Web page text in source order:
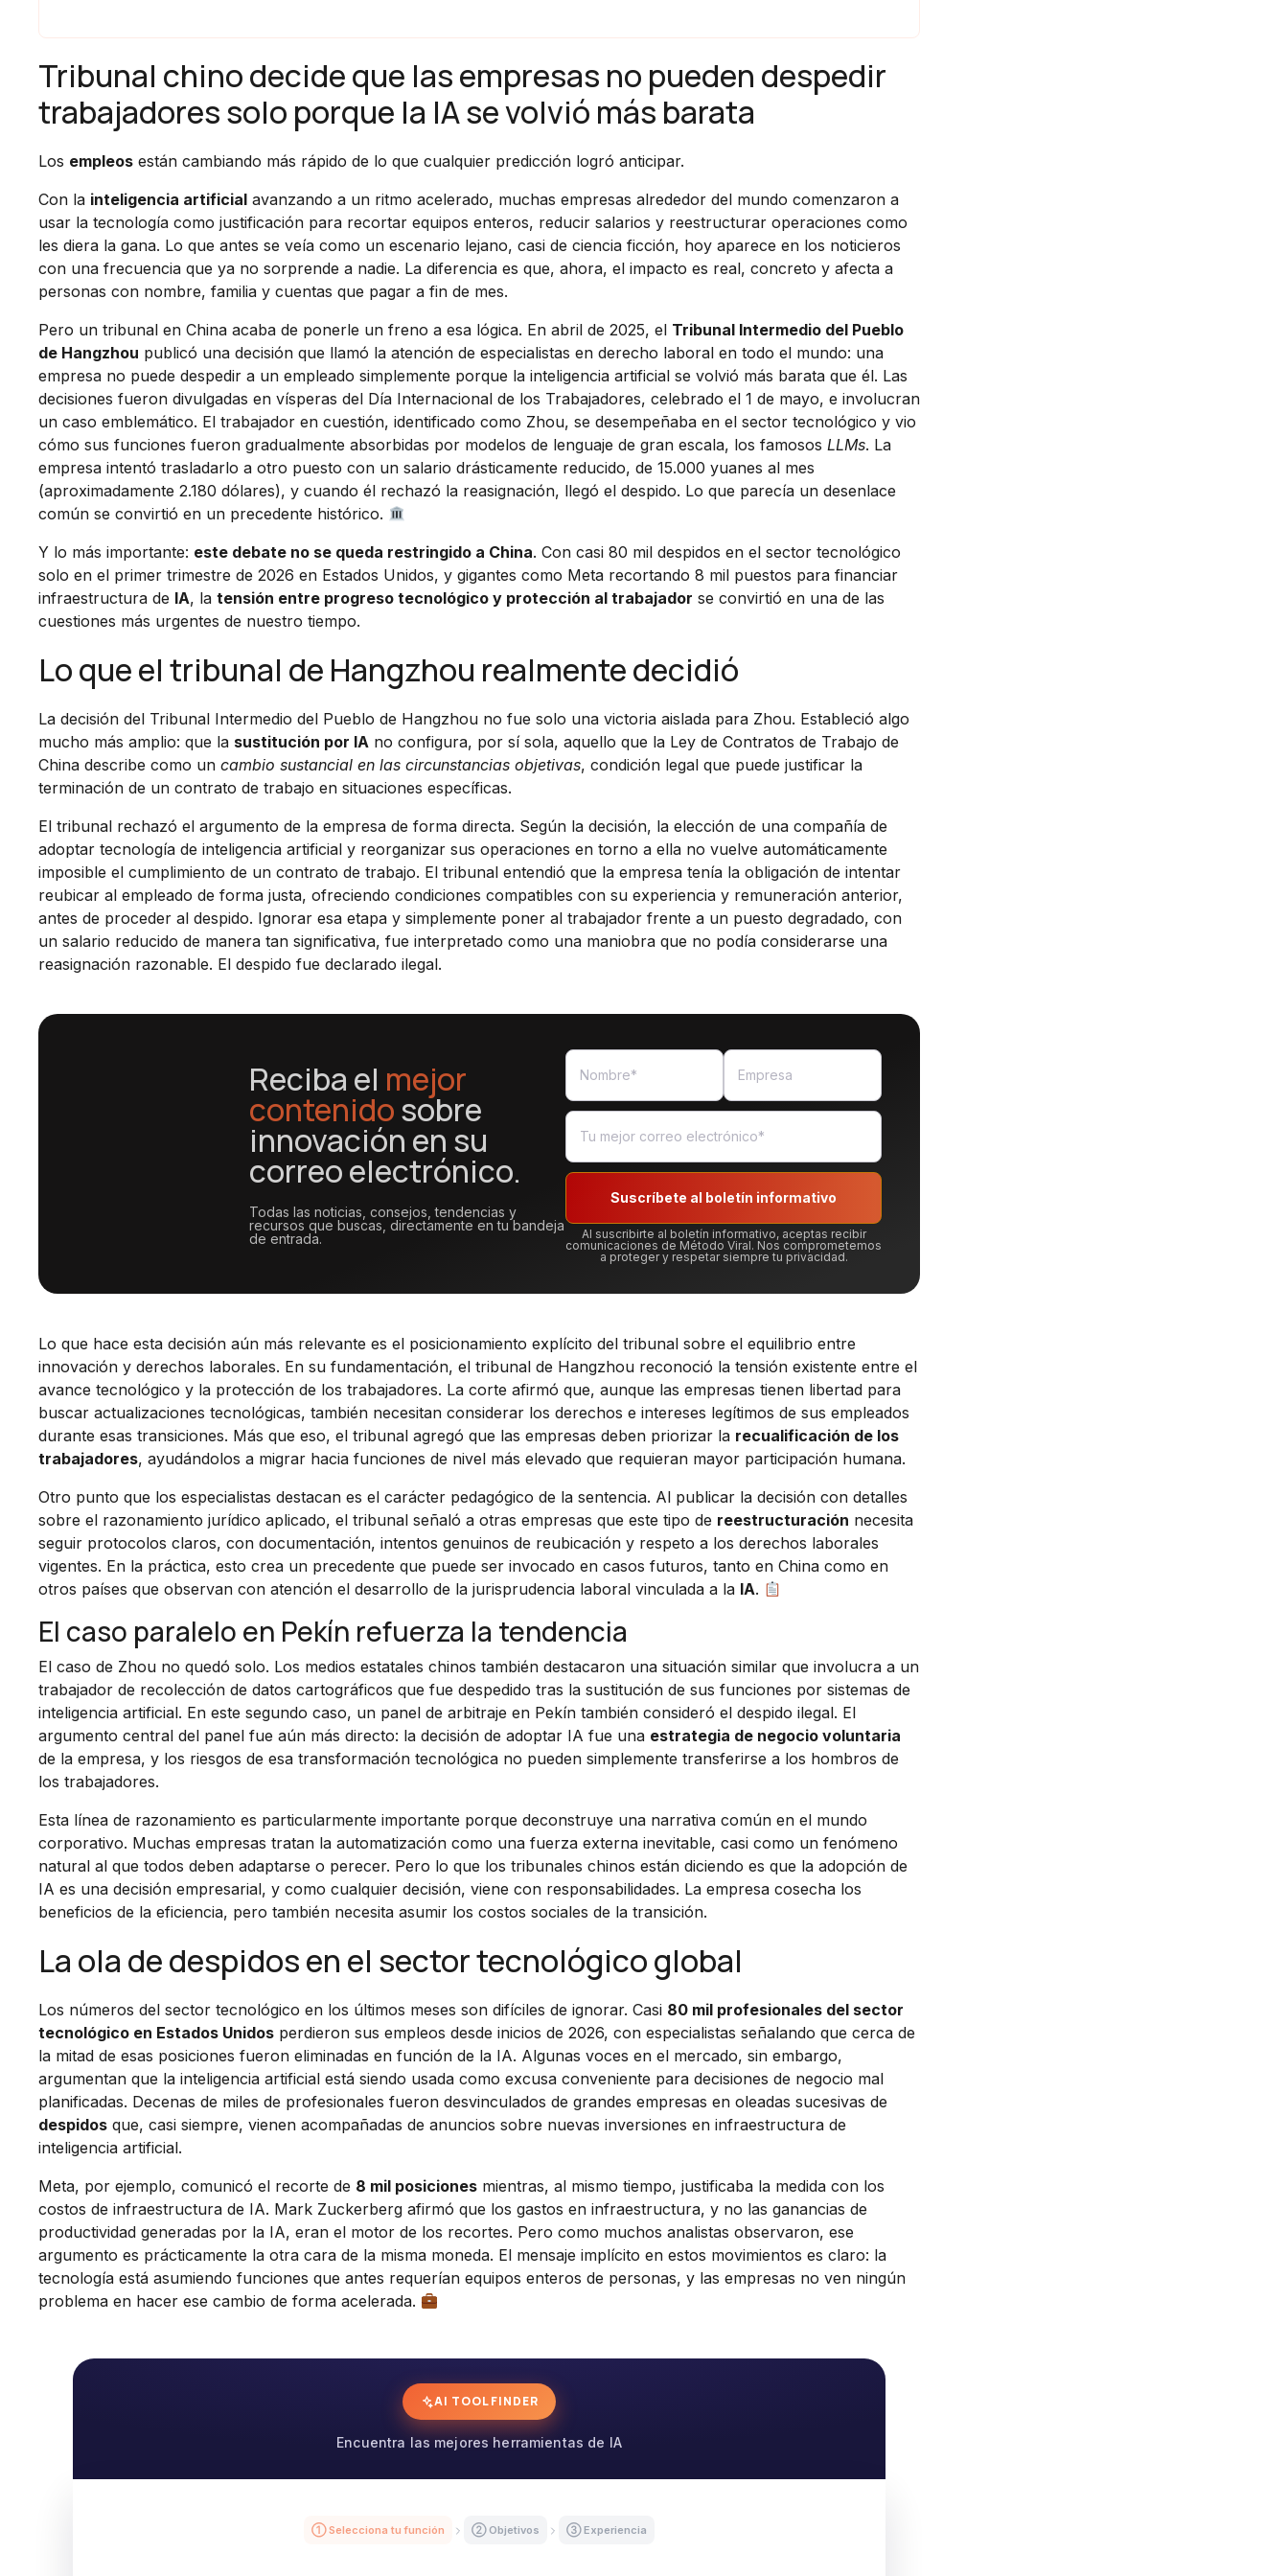
Tribunal chino decide que las empresas no pueden despedir
trabajadores solo porque la IA se volvió más barata
Los empleos están cambiando más rápido de lo que cualquier predicción logró anticipar.
Con la inteligencia artificial avanzando a un ritmo acelerado, muchas empresas alrededor del mundo comenzaron a
usar la tecnología como justificación para recortar equipos enteros, reducir salarios y reestructurar operaciones como
les diera la gana. Lo que antes se veía como un escenario lejano, casi de ciencia ficción, hoy aparece en los noticieros
con una frecuencia que ya no sorprende a nadie. La diferencia es que, ahora, el impacto es real, concreto y afecta a
personas con nombre, familia y cuentas que pagar a fin de mes.
Pero un tribunal en China acaba de ponerle un freno a esa lógica. En abril de 2025, el Tribunal Intermedio del Pueblo
de Hangzhou publicó una decisión que llamó la atención de especialistas en derecho laboral en todo el mundo: una
empresa no puede despedir a un empleado simplemente porque la inteligencia artificial se volvió más barata que él. Las
decisiones fueron divulgadas en vísperas del Día Internacional de los Trabajadores, celebrado el 1 de mayo, e involucran
un caso emblemático. El trabajador en cuestión, identificado como Zhou, se desempeñaba en el sector tecnológico y vio
cómo sus funciones fueron gradualmente absorbidas por modelos de lenguaje de gran escala, los famosos LLMs. La
empresa intentó trasladarlo a otro puesto con un salario drásticamente reducido, de 15.000 yuanes al mes
(aproximadamente 2.180 dólares), y cuando él rechazó la reasignación, llegó el despido. Lo que parecía un desenlace
común se convirtió en un precedente histórico.
Y lo más importante: este debate no se queda restringido a China. Con casi 80 mil despidos en el sector tecnológico
solo en el primer trimestre de 2026 en Estados Unidos, y gigantes como Meta recortando 8 mil puestos para financiar
infraestructura de IA, la tensión entre progreso tecnológico y protección al trabajador se convirtió en una de las
cuestiones más urgentes de nuestro tiempo.
Lo que el tribunal de Hangzhou realmente decidió
La decisión del Tribunal Intermedio del Pueblo de Hangzhou no fue solo una victoria aislada para Zhou. Estableció algo
mucho más amplio: que la sustitución por IA no configura, por sí sola, aquello que la Ley de Contratos de Trabajo de
China describe como un cambio sustancial en las circunstancias objetivas, condición legal que puede justificar la
terminación de un contrato de trabajo en situaciones específicas.
El tribunal rechazó el argumento de la empresa de forma directa. Según la decisión, la elección de una compañía de
adoptar tecnología de inteligencia artificial y reorganizar sus operaciones en torno a ella no vuelve automáticamente
imposible el cumplimiento de un contrato de trabajo. El tribunal entendió que la empresa tenía la obligación de intentar
reubicar al empleado de forma justa, ofreciendo condiciones compatibles con su experiencia y remuneración anterior,
antes de proceder al despido. Ignorar esa etapa y simplemente poner al trabajador frente a un puesto degradado, con
un salario reducido de manera tan significativa, fue interpretado como una maniobra que no podía considerarse una
reasignación razonable. El despido fue declarado ilegal.
Reciba el mejor
contenidosobre
innovación en su
correo electrónico.
Todas las noticias, consejos, tendencias y
recursos que buscas, directamente en tu bandeja
de entrada.
Suscríbete al boletín informativo
Al suscribirte al boletín informativo, aceptas recibir
comunicaciones de Método Viral. Nos comprometemos
a proteger y respetar siempre tu privacidad.
Lo que hace esta decisión aún más relevante es el posicionamiento explícito del tribunal sobre el equilibrio entre
innovación y derechos laborales. En su fundamentación, el tribunal de Hangzhou reconoció la tensión existente entre el
avance tecnológico y la protección de los trabajadores. La corte afirmó que, aunque las empresas tienen libertad para
buscar actualizaciones tecnológicas, también necesitan considerar los derechos e intereses legítimos de sus empleados
durante esas transiciones. Más que eso, el tribunal agregó que las empresas deben priorizar la recualificación de los
trabajadores, ayudándolos a migrar hacia funciones de nivel más elevado que requieran mayor participación humana.
Otro punto que los especialistas destacan es el carácter pedagógico de la sentencia. Al publicar la decisión con detalles
sobre el razonamiento jurídico aplicado, el tribunal señaló a otras empresas que este tipo de reestructuración necesita
seguir protocolos claros, con documentación, intentos genuinos de reubicación y respeto a los derechos laborales
vigentes. En la práctica, esto crea un precedente que puede ser invocado en casos futuros, tanto en China como en
otros países que observan con atención el desarrollo de la jurisprudencia laboral vinculada a la IA.
El caso paralelo en Pekín refuerza la tendencia
El caso de Zhou no quedó solo. Los medios estatales chinos también destacaron una situación similar que involucra a un
trabajador de recolección de datos cartográficos que fue despedido tras la sustitución de sus funciones por sistemas de
inteligencia artificial. En este segundo caso, un panel de arbitraje en Pekín también consideró el despido ilegal. El
argumento central del panel fue aún más directo: la decisión de adoptar IA fue una estrategia de negocio voluntaria
de la empresa, y los riesgos de esa transformación tecnológica no pueden simplemente transferirse a los hombros de
los trabajadores.
Esta línea de razonamiento es particularmente importante porque deconstruye una narrativa común en el mundo
corporativo. Muchas empresas tratan la automatización como una fuerza externa inevitable, casi como un fenómeno
natural al que todos deben adaptarse o perecer. Pero lo que los tribunales chinos están diciendo es que la adopción de
IA es una decisión empresarial, y como cualquier decisión, viene con responsabilidades. La empresa cosecha los
beneficios de la eficiencia, pero también necesita asumir los costos sociales de la transición.
La ola de despidos en el sector tecnológico global
Los números del sector tecnológico en los últimos meses son difíciles de ignorar. Casi 80 mil profesionales del sector
tecnológico en Estados Unidos perdieron sus empleos desde inicios de 2026, con especialistas señalando que cerca de
la mitad de esas posiciones fueron eliminadas en función de la IA. Algunas voces en el mercado, sin embargo,
argumentan que la inteligencia artificial está siendo usada como excusa conveniente para decisiones de negocio mal
planificadas. Decenas de miles de profesionales fueron desvinculados de grandes empresas en oleadas sucesivas de
despidos que, casi siempre, vienen acompañadas de anuncios sobre nuevas inversiones en infraestructura de
inteligencia artificial.
Meta, por ejemplo, comunicó el recorte de 8 mil posiciones mientras, al mismo tiempo, justificaba la medida con los
costos de infraestructura de IA. Mark Zuckerberg afirmó que los gastos en infraestructura, y no las ganancias de
productividad generadas por la IA, eran el motor de los recortes. Pero como muchos analistas observaron, ese
argumento es prácticamente la otra cara de la misma moneda. El mensaje implícito en estos movimientos es claro: la
tecnología está asumiendo funciones que antes requerían equipos enteros de personas, y las empresas no ven ningún
problema en hacer ese cambio de forma acelerada.
AI TOOL FINDER
Encuentra las mejores herramientas de IA
① Selecciona tu función ② Objetivos ③ Experiencia